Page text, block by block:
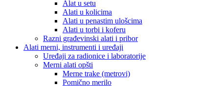
Alat u setu
Alati u kolicima
Alati u penastim ulošcima
Alati u torbi i koferu
Razni građevinski alati i pribor
Alati merni, instrumenti i uređaji
Uređaji za radionice i laboratorije
Merni alati opšti
Merne trake (metrovi)
Pomično merilo